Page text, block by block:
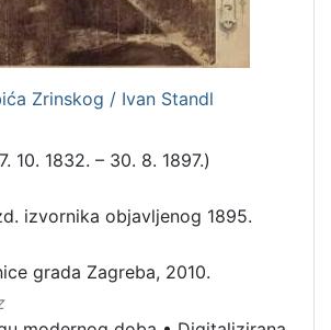
Zrinskog / Ivan Standl
10. 1832. – 30. 8. 1897.)
izvornika objavljenog 1895.
grada Zagreba, 2010.